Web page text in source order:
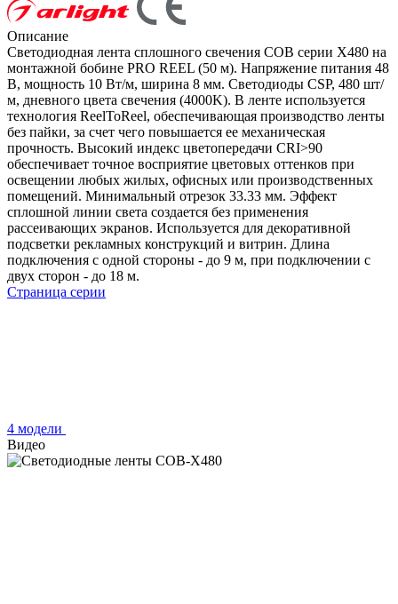
Описание
Светодиодная лента сплошного свечения COB серии X480 на
монтажной бобине PRO REEL (50 м). Напряжение питания 48
В, мощность 10 Вт/м, ширина 8 мм. Светодиоды CSP, 480 шт/
м, дневного цвета свечения (4000K). В ленте используется
технология ReelToReel, обеспечивающая производство ленты
без пайки, за счет чего повышается ее механическая
прочность. Высокий индекс цветопередачи CRI>90
обеспечивает точное восприятие цветовых оттенков при
освещении любых жилых, офисных или производственных
помещений. Минимальный отрезок 33.33 мм. Эффект
сплошной линии света создается без применения
рассеивающих экранов. Используется для декоративной
подсветки рекламных конструкций и витрин. Длина
подключения с одной стороны - до 9 м, при подключении с
двух сторон - до 18 м.
Страница серии
4 модели
Видео